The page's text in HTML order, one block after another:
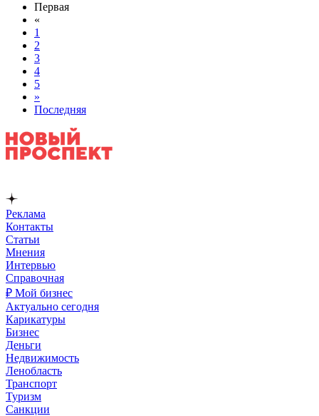
Первая
«
1
2
3
4
5
»
Последняя
Реклама
Контакты
Статьи
Мнения
Интервью
Справочная
₽ Мой бизнес
Актуально сегодня
Карикатуры
Бизнес
Деньги
Недвижимость
Ленобласть
Транспорт
Туризм
Санкции